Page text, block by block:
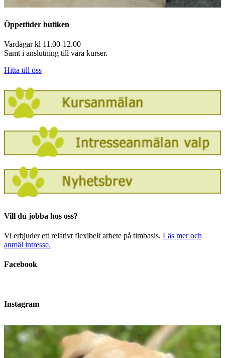
Öppettider butiken
Vardagar kl 11.00-12.00
Samt i anslutning till våra kurser.
Hitta till oss
Vill du jobba hos oss?
Vi erbjuder ett relativt flexibelt arbete på timbasis. Läs mer och
anmäl intresse.
Facebook
Instagram